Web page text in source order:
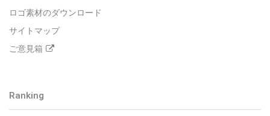
ロゴ素材のダウンロード
サイトマップ
ご意見箱
Ranking